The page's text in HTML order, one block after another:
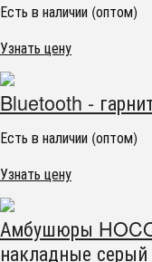
Есть в наличии (оптом)
Узнать цену
Bluetooth -
Есть в наличии (оптом)
Узнать цену
Амбушюры
накладные серый